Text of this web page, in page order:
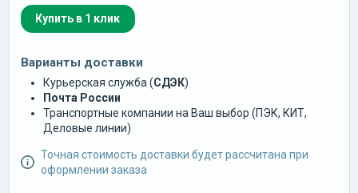
Купить в 1 клик
Варианты доставки
Курьерская служба (СДЭК)
Почта России
Транспортные компании на Ваш выбор (ПЭК, КИТ,
Деловые линии)
Точная стоимость доставки будет рассчитана при
оформлении заказа